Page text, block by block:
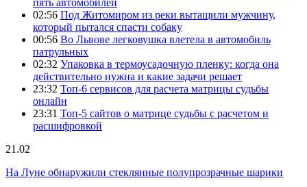
02:56 Под Житомиром из реки вытащили мужчину,
который пытался спасти собаку
00:56 Во Львове легковушка влетела в автомобиль
патрульных
02:32 Упаковка в термоусадочную пленку: когда она
действительно нужна и какие задачи решает
23:32 Топ-6 сервисов для расчета матрицы судьбы
онлайн
23:31 Топ-5 сайтов о матрице судьбы с расчетом и
расшифровкой
21.02
На Луне обнаружили стеклянные полупрозрачные шарики